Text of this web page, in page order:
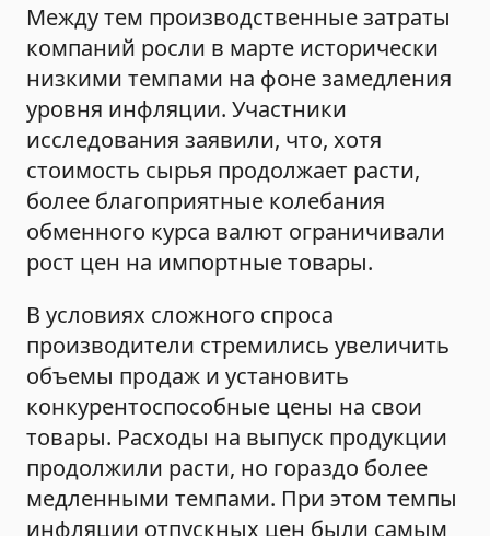
Между тем производственные затраты
компаний росли в марте исторически
низкими темпами на фоне замедления
уровня инфляции. Участники
исследования заявили, что, хотя
стоимость сырья продолжает расти,
более благоприятные колебания
обменного курса валют ограничивали
рост цен на импортные товары.
В условиях сложного спроса
производители стремились увеличить
объемы продаж и установить
конкурентоспособные цены на свои
товары. Расходы на выпуск продукции
продолжили расти, но гораздо более
медленными темпами. При этом темпы
инфляции отпускных цен были самым